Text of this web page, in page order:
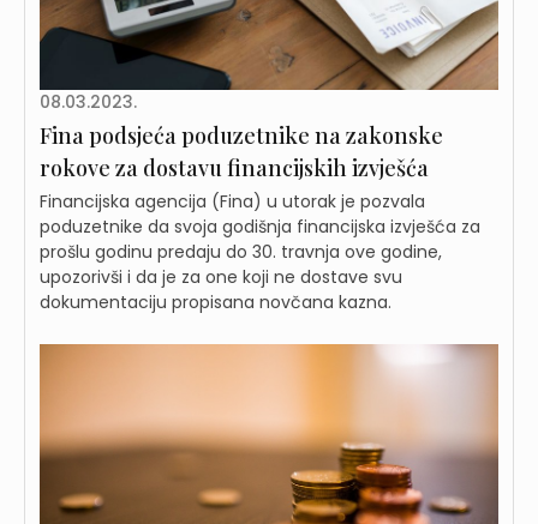
08.03.2023.
Fina podsjeća poduzetnike na zakonske
rokove za dostavu financijskih izvješća
Financijska agencija (Fina) u utorak je pozvala
poduzetnike da svoja godišnja financijska izvješća za
prošlu godinu predaju do 30. travnja ove godine,
upozorivši i da je za one koji ne dostave svu
dokumentaciju propisana novčana kazna.